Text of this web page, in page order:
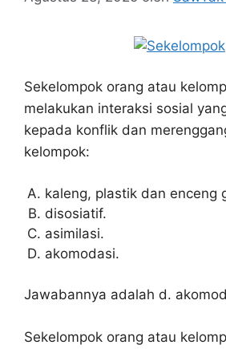
Sekelompok orang atau
melakukan interaksi sosial
kepada konflik dan
kelompok:
kaleng, plastik dan enceng
disosiatif.
asimilasi.
akomodasi.
Jawabannya adalah d.
Sekelompok orang atau